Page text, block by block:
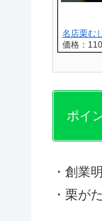
名店栗む
価格：
ポイ
・創業
・栗が